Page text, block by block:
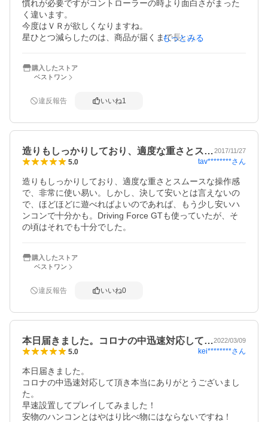
慣れが必要ですがコントローラーの時より面白さがまった
く違います。
今度はＶＲが欲しくなりますね。
星ひとつ減らしたのは、商品が届くまで長いなと感じた事
もっとみる
購入したストア
ベストワン
違反報告 いいね1
造りもしっかりしており、適度な重さとス…2017/11/27
5.0 tav********さん
造りもしっかりしており、適度な重さとスムースな操作感
で、非常に使い易い。しかし、決して安いとは言えないの
で、ほどほどに遊べればよいのであれば、もう少し安いハ
ンコンで十分かも。Driving Force GTも使っていたが、そ
の頃はそれでも十分でした。
購入したストア
ベストワン
違反報告 いいね0
本日届きました。コロナの中迅速対応して…2022/03/09
5.0 kei********さん
本日届きました。
コロナの中迅速対応して頂き本当にありがとうございまし
た。
早速設置してプレイしてみました！
安物のハンコンとはやはり比べ物にはならないですね！